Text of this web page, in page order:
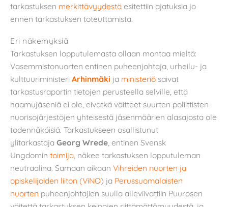
tarkastuksen merkittävyydestä esitettiin ajatuksia jo
ennen tarkastuksen toteuttamista.
Eri näkemyksiä
Tarkastuksen lopputulemasta ollaan montaa mieltä:
Vasemmistonuorten entinen puheenjohtaja, urheilu- ja
kulttuuriministeri Arhinmäki ja ministeriö saivat
tarkastusraportin tietojen perusteella selville, että
haamujäseniä ei ole, eivätkä väitteet suurten poliittisten
nuorisojärjestöjen yhteisestä jäsenmäärien alasajosta ole
todennäköisiä. Tarkastukseen osallistunut
ylitarkastaja Georg Wrede, entinen Svensk
Ungdomin toimija, näkee tarkastuksen lopputuleman
neutraalina. Samaan aikaan Vihreiden nuorten ja
opiskelijoiden liiton (ViNO) ja Perussuomalaisten
nuorten puheenjohtajien suulla alleviivattiin Puurosen